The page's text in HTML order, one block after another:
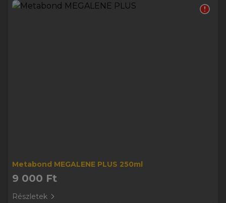
Metabond MEGALENE PLUS 250ml
9 000 Ft
Részletek